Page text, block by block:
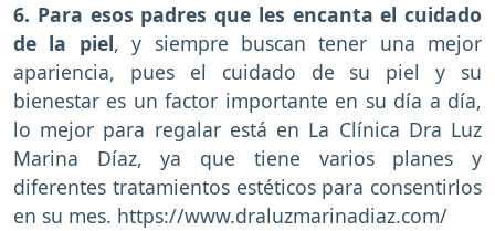
6. Para esos padres que les encanta el cuidado
de la piel, y siempre buscan tener una mejor
apariencia, pues el cuidado de su piel y su
bienestar es un factor importante en su día a día,
lo mejor para regalar está en La Clínica Dra Luz
Marina Díaz, ya que tiene varios planes y
diferentes tratamientos estéticos para consentirlos
en su mes. https://www.draluzmarinadiaz.com/